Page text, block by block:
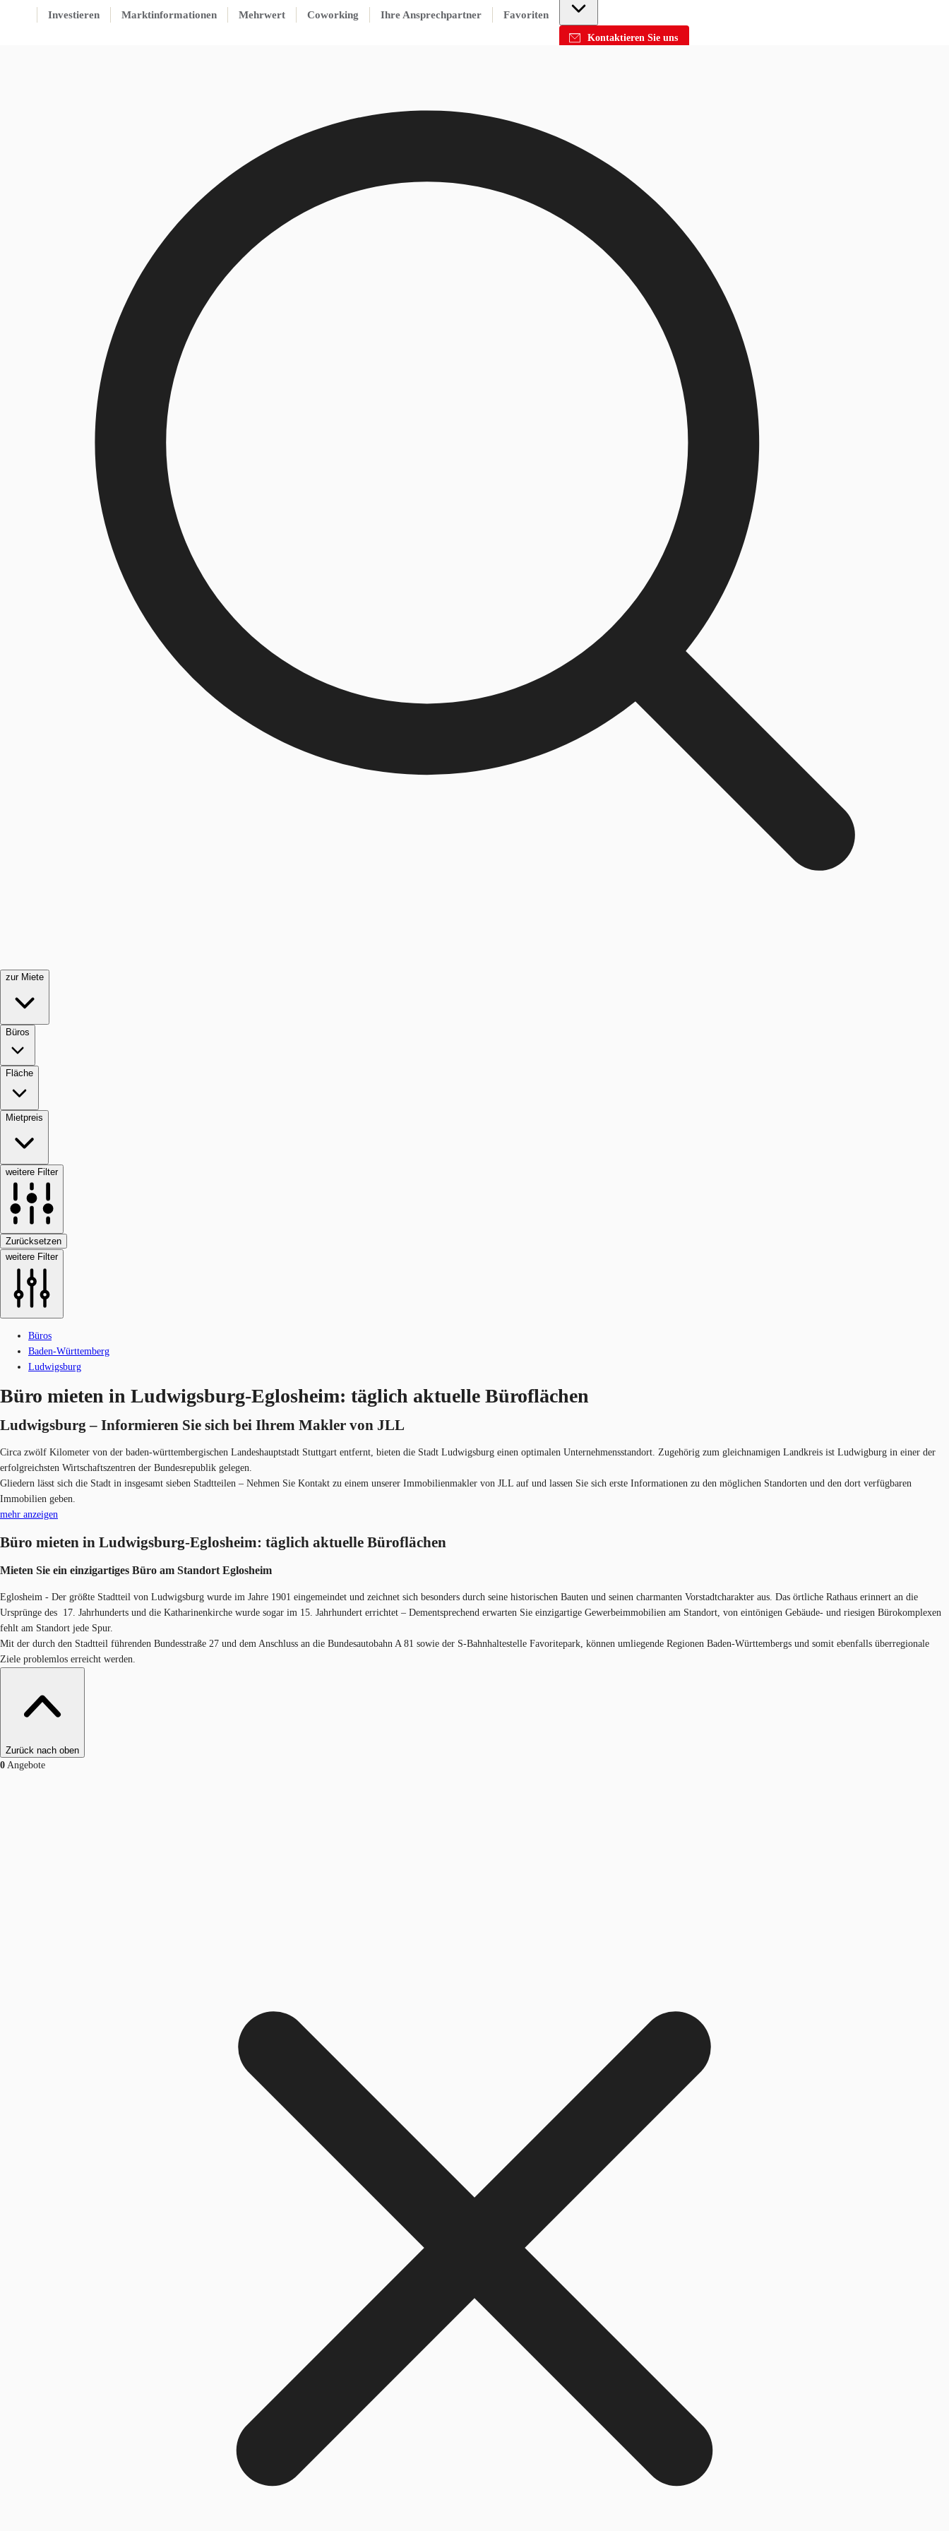
Investieren Marktinformationen Mehrwert Coworking Ihre Ansprechpartner Favoriten
Kontaktieren Sie uns
zur Miete
Büros
Fläche
Mietpreis
weitere Filter
Zurücksetzen
weitere Filter
Büros
Baden-Württemberg
Ludwigsburg
Büro mieten in Ludwigsburg-Eglosheim: täglich aktuelle Büroflächen
Ludwigsburg – Informieren Sie sich bei Ihrem Makler von JLL
Circa zwölf Kilometer von der baden-württembergischen Landeshauptstadt Stuttgart entfernt, bieten die Stadt Ludwigsburg einen optimalen Unternehmensstandort. Zugehörig zum gleichnamigen Landkreis ist Ludwigburg in einer der
erfolgreichsten Wirtschaftszentren der Bundesrepublik gelegen.
Gliedern lässt sich die Stadt in insgesamt sieben Stadtteilen – Nehmen Sie Kontakt zu einem unserer Immobilienmakler von JLL auf und lassen Sie sich erste Informationen zu den möglichen Standorten und den dort verfügbaren
Immobilien geben.
mehr anzeigen
Büro mieten in Ludwigsburg-Eglosheim: täglich aktuelle Büroflächen
Mieten Sie ein einzigartiges Büro am Standort Eglosheim
Eglosheim - Der größte Stadtteil von Ludwigsburg wurde im Jahre 1901 eingemeindet und zeichnet sich besonders durch seine historischen Bauten und seinen charmanten Vorstadtcharakter aus. Das örtliche Rathaus erinnert an die
Ursprünge des 17. Jahrhunderts und die Katharinenkirche wurde sogar im 15. Jahrhundert errichtet – Dementsprechend erwarten Sie einzigartige Gewerbeimmobilien am Standort, von eintönigen Gebäude- und riesigen Bürokomplexen
fehlt am Standort jede Spur.
Mit der durch den Stadtteil führenden Bundesstraße 27 und dem Anschluss an die Bundesautobahn A 81 sowie der S-Bahnhaltestelle Favoritepark, können umliegende Regionen Baden-Württembergs und somit ebenfalls überregionale
Ziele problemlos erreicht werden.
Zurück nach oben
0 Angebote